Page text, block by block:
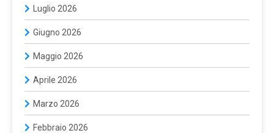
Luglio 2026
Giugno 2026
Maggio 2026
Aprile 2026
Marzo 2026
Febbraio 2026